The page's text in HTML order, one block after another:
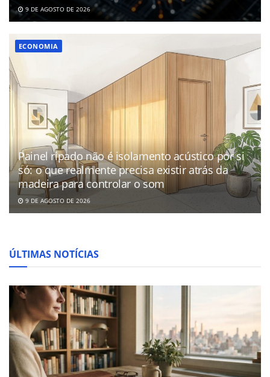
9 DE AGOSTO DE 2026
ECONOMIA
Painel ripado não é isolamento acústico por si
só: o que realmente precisa existir atrás da
madeira para controlar o som
9 DE AGOSTO DE 2026
ÚLTIMAS NOTÍCIAS